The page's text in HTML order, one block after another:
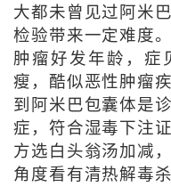
大都未曾见过阿米
检验带来一定难度
肿瘤好发年龄，症
瘦，酷似恶性肿瘤
到阿米巴包囊体是
症，符合湿毒下注
方选白头翁汤加减
角度看有清热解毒